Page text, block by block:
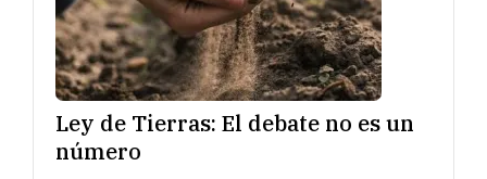
Ley de Tierras: El debate no es un
número